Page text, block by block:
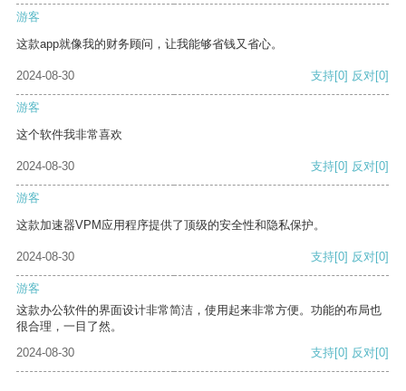
游客
这款app就像我的财务顾问，让我能够省钱又省心。
2024-08-30 支持[0] 反对[0]
游客
这个软件我非常喜欢
2024-08-30 支持[0] 反对[0]
游客
这款加速器VPM应用程序提供了顶级的安全性和隐私保护。
2024-08-30 支持[0] 反对[0]
游客
这款办公软件的界面设计非常简洁，使用起来非常方便。功能的布局也
很合理，一目了然。
2024-08-30
支持[0] 反对[0]